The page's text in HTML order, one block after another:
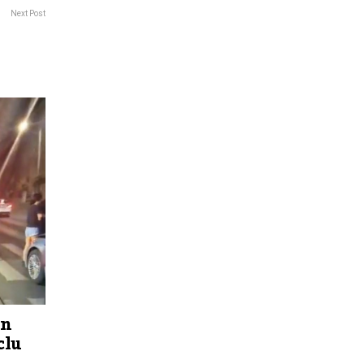
Next Post